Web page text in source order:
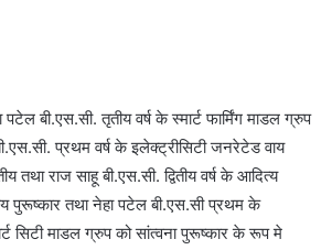
पटेल बी.एस.सी. तृतीय वर्ष के स्मार्ट फार्मिंग माडल ग्रुप
प्रथम वर्ष के इलेक्ट्रीसिटी जनरेटेड वाय
तथा राज साहू बी.एस.सी. द्वितीय वर्ष के आदित्य
पुरूष्कार तथा नेहा पटेल बी.एस.सी प्रथम के
सिटी माडल ग्रुप को सांत्वना पुरूष्कार के रूप मे